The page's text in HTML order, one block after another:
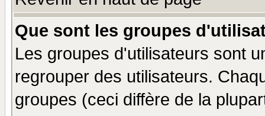
Que sont les groupes
Les groupes d'utilisateurs sont
regrouper des utilisateurs.
groupes (ceci diffère de la